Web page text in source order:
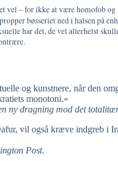
vel – for ikke at være homofob
bøsseriet ned i halsen på
har det, de vel allerhelst
og kunstnere, når den
monotoni.«
ny dragning mod det
vil også kræve indgreb i
Post.